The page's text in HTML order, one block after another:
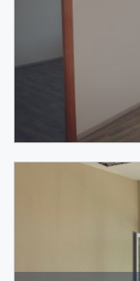
НДС в размере
Дополнительно
электроэнергия.
Помещение под
двух смежных
этаже
собственника.
адрес. В